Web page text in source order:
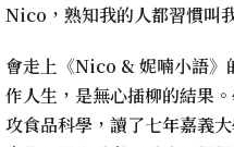
Nico，熟知我的人都習慣叫
會走上《Nico & 妮喃小語》
作人生，是無心插柳的結果
攻食品科學，讀了七年嘉義